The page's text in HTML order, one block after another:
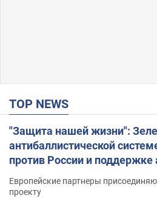
TOP NEWS
"Защита нашей жизни":
антибаллистической
против России и поддержке
Европейские партнеры
проекту